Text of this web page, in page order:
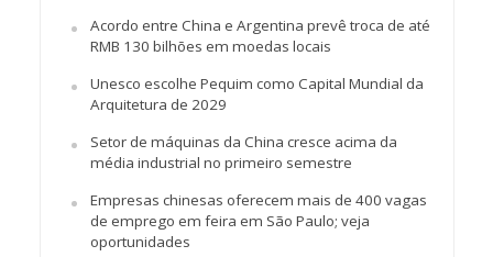
Acordo entre China e Argentina prevê troca de até
RMB 130 bilhões em moedas locais
Unesco escolhe Pequim como Capital Mundial da
Arquitetura de 2029
Setor de máquinas da China cresce acima da
média industrial no primeiro semestre
Empresas chinesas oferecem mais de 400 vagas
de emprego em feira em São Paulo; veja
oportunidades